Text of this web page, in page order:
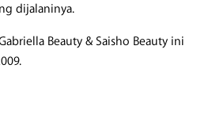
dijalaninya.
Beauty & Saisho Beauty ini